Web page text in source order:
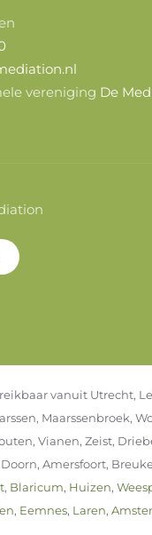
vereniging De
vanuit Utrecht,
Maarssenbroek,
Vianen, Zeist,
Amersfoort,
, Blaricum, Huizen,
, Eemnes, Laren,